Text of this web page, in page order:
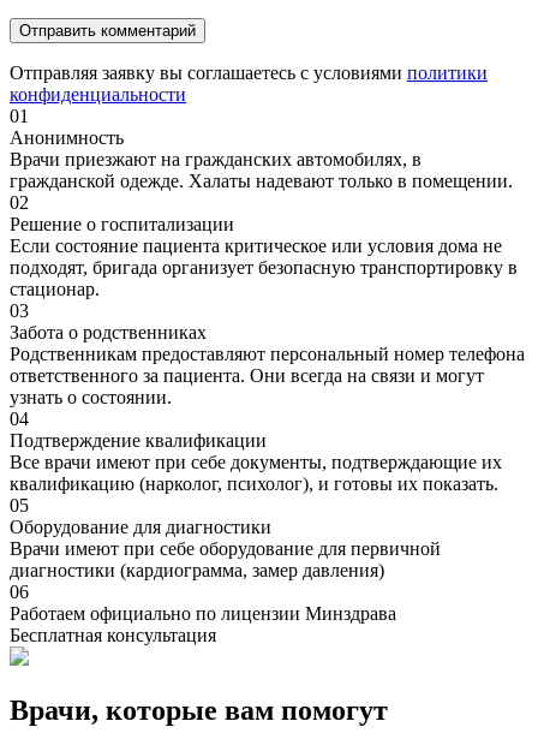
Отправляя заявку вы соглашаетесь с условиями политики
конфиденциальности
01
Анонимность
Врачи приезжают на гражданских автомобилях, в
гражданской одежде. Халаты надевают только в помещении.
02
Решение о госпитализации
Если состояние пациента критическое или условия дома не
подходят, бригада организует безопасную транспортировку в
стационар.
03
Забота о родственниках
Родственникам предоставляют персональный номер телефона
ответственного за пациента. Они всегда на связи и могут
узнать о состоянии.
04
Подтверждение квалификации
Все врачи имеют при себе документы, подтверждающие их
квалификацию (нарколог, психолог), и готовы их показать.
05
Оборудование для диагностики
Врачи имеют при себе оборудование для первичной
диагностики (кардиограмма, замер давления)
06
Работаем официально по лицензии Минздрава
Бесплатная консультация
Врачи, которые вам помогут